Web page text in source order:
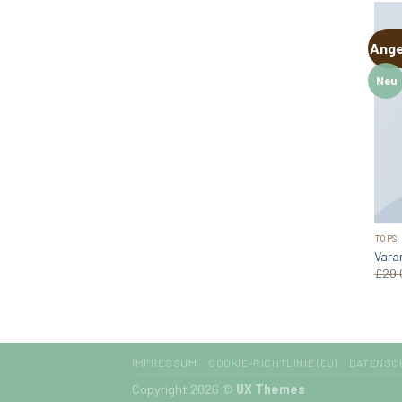
Neu
TOPS
£
IMPRESSUM COOKIE-RICHTLINIE (EU)
Copyright 2026 © UX Themes